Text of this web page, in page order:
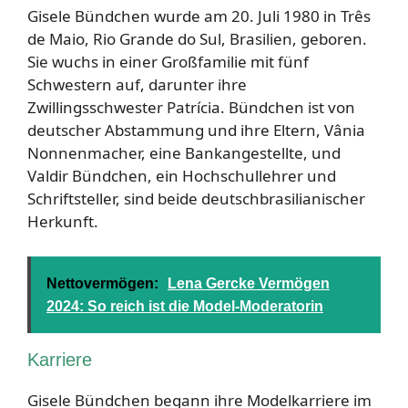
Gisele Bündchen wurde am 20. Juli 1980 in Três
de Maio, Rio Grande do Sul, Brasilien, geboren.
Sie wuchs in einer Großfamilie mit fünf
Schwestern auf, darunter ihre
Zwillingsschwester Patrícia. Bündchen ist von
deutscher Abstammung und ihre Eltern, Vânia
Nonnenmacher, eine Bankangestellte, und
Valdir Bündchen, ein Hochschullehrer und
Schriftsteller, sind beide deutschbrasilianischer
Herkunft.
Nettovermögen:
Lena Gercke Vermögen
2024: So reich ist die Model-Moderatorin
Karriere
Gisele Bündchen begann ihre Modelkarriere im